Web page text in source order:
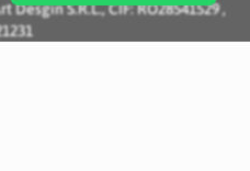
S.R.L., CIF: RO28541529 ,